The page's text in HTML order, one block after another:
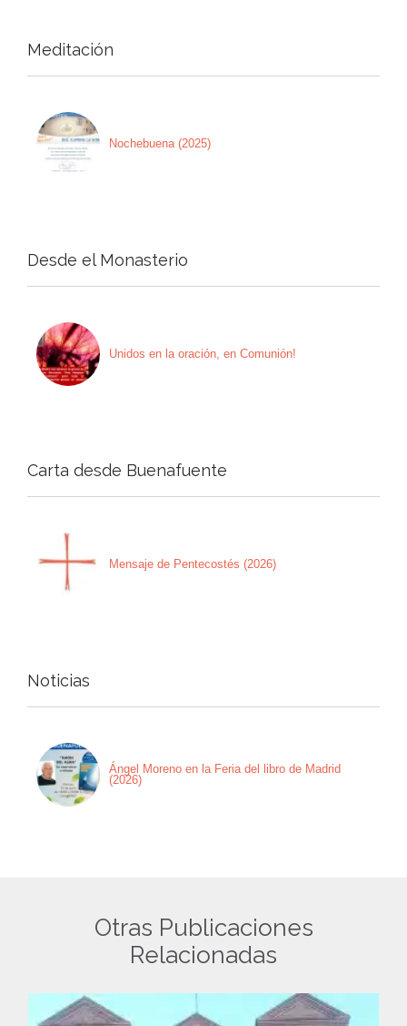
Meditación
Nochebuena (2025)
Desde el Monasterio
Unidos en la oración, en Comunión!
Carta desde Buenafuente
Mensaje de Pentecostés (2026)
Noticias
Ángel Moreno en la Feria del libro de Madrid
(2026)
Otras Publicaciones
Relacionadas